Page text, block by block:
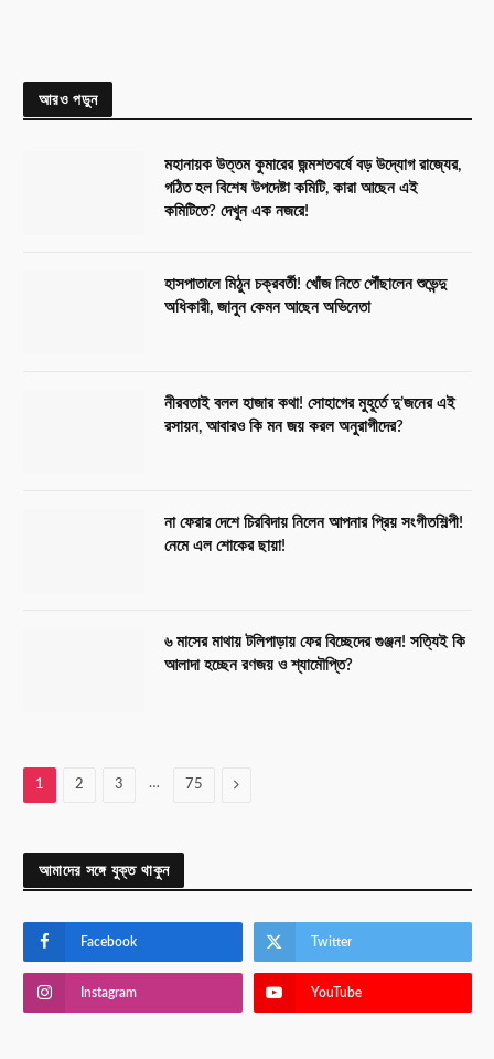
আরও পড়ুন
মহানায়ক উত্তম কুমারের জন্মশতবর্ষে বড় উদ্যোগ রাজ্যের,
গঠিত হল বিশেষ উপদেষ্টা কমিটি, কারা আছেন এই
কমিটিতে? দেখুন এক নজরে!
হাসপাতালে মিঠুন চক্রবর্তী! খোঁজ নিতে পৌঁছালেন শুভেন্দু
অধিকারী, জানুন কেমন আছেন অভিনেতা
নীরবতাই বলল হাজার কথা! সোহাগের মুহূর্তে দু’জনের এই
রসায়ন, আবারও কি মন জয় করল অনুরাগীদের?
না ফেরার দেশে চিরবিদায় নিলেন আপনার প্রিয় সংগীতশিল্পী!
নেমে এল শোকের ছায়া!
৬ মাসের মাথায় টলিপাড়ায় ফের বিচ্ছেদের গুঞ্জন! সত্যিই কি
আলাদা হচ্ছেন রণজয় ও শ্যামৌপ্তি?
1 2 3 … 75 Next
আমাদের সঙ্গে যুক্ত থাকুন
Facebook Twitter
Instagram YouTube